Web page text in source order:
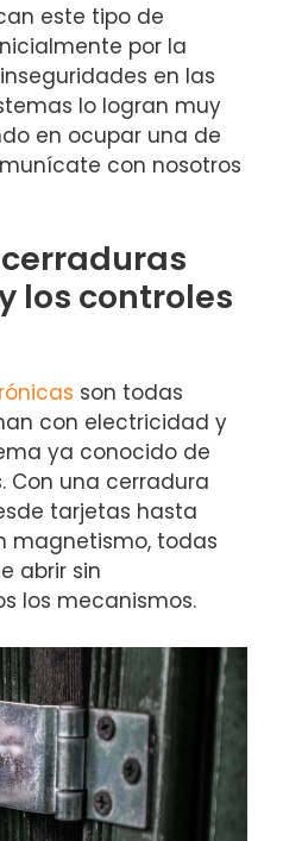
este tipo de
por la
en las
lo logran muy
en ocupar una de
con nosotros
los controles
son todas
con electricidad y
ya conocido de
Con una cerradura
tarjetas hasta
magnetismo, todas
abrir sin
los mecanismos.